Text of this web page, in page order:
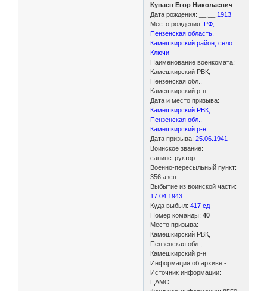
Куваев Егор Николаевич
Дата рождения: __.__. 1913
Место рождения: РФ,
Пензенская область,
Камешкирский район, село
Ключи
Наименование военкомата:
Камешкирский РВК,
Пензенская обл.,
Камешкирский р-н
Дата и место призыва:
Камешкирский РВК,
Пензенская обл.,
Камешкирский р-н
Дата призыва:25.06.1941
Воинское звание:
санинструктор
Военно-пересыльный пункт:
356 азсп
Выбытие из воинской части:
17.04.1943
Куда выбыл:417 сд
Номер команды: 40
Место призыва:
Камешкирский РВК,
Пензенская обл.,
Камешкирский р-н
Информация об архиве -
Источник информации:
ЦАМО